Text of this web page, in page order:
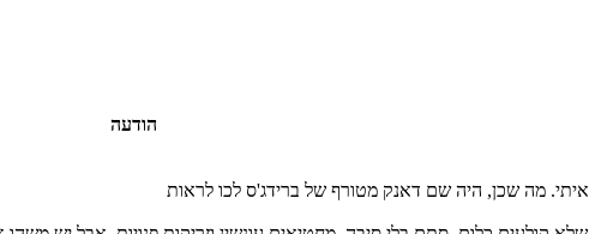
הודעה
מה שכן, היה שם דאנק מטורף של ברידג'ס לכו לראות